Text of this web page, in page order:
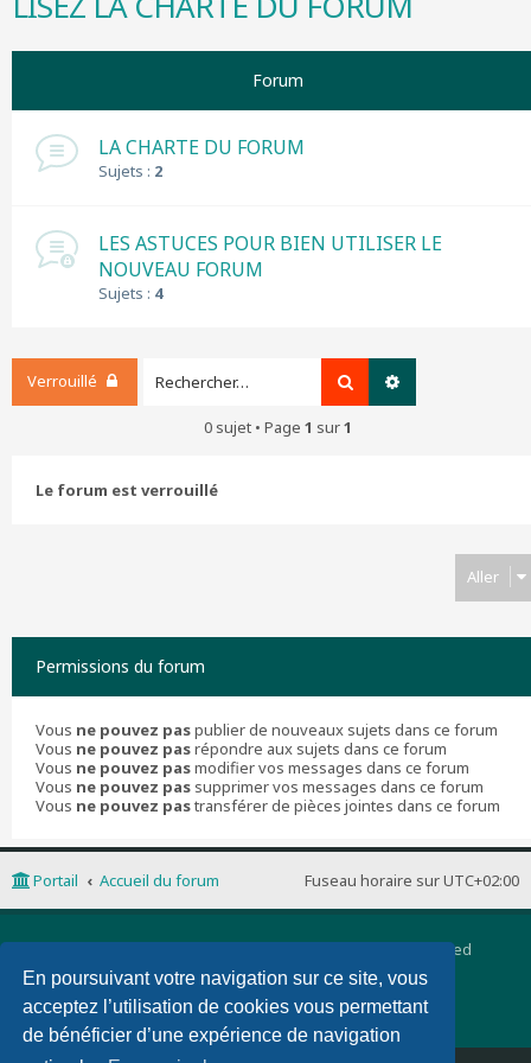
En poursuivant votre navigation sur ce site, vous
acceptez l’utilisation de cookies vous permettant
de bénéficier d’une expérience de navigation
Forum
LA CHARTE DU FORUM
Sujets : 2
LES ASTUCES POUR BIEN UTILISER LE
NOUVEAU FORUM
Sujets : 4
Verrouillé Rechercher
0 sujet • Page 1 sur1
Le forum est verrouillé
Aller
Permissions du forum
Vous ne pouvez paspublier de nouveaux sujets dans ce forum
Vous ne pouvez pasrépondre aux sujets dans ce forum
Vous ne pouvez pasmodifier vos messages dans ce forum
Vous ne pouvez pas supprimer vos messages dans ce forum
Vous ne pouvez pastransférer de pièces jointes dans ce forum
Fuseau horaire surUTC+02:00
Portail Accueil du forum
Développé parphpBB® Forum Software © phpBB Limited
Traduction française officielle©Qiaeru
phpBB 3 Quarto theme by PixelGoose Studio
Confidentialité|Conditions